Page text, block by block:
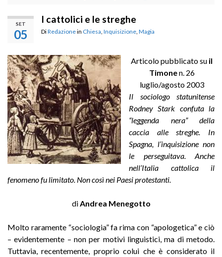
SET
05
I cattolici e le streghe
DiRedazionein Chiesa Inquisizione Magia
Articolo pubblicato su il
Timonen. 26
luglio/agosto 2003
Il sociologo statunitense
Rodney Stark confuta la
“leggenda nera” della
caccia alle streghe. In
Spagna, l’inquisizione non
le perseguitava. Anche
nell’Italia cattolica il
fenomeno fu limitato. Non così nei Paesi protestanti.
di Andrea Menegotto
Molto raramente “sociologia” fa rima con “apologetica” e ciò
– evidentemente – non per motivi linguistici, ma di metodo.
Tuttavia, recentemente, proprio colui che è considerato il